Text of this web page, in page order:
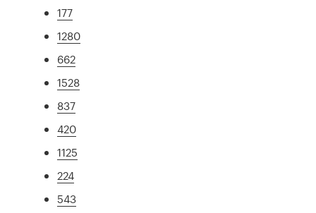
177
1280
662
1528
837
420
1125
224
543